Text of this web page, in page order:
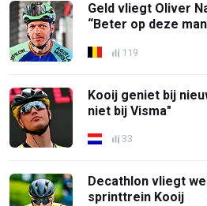
Geld vliegt Oliver
“Beter op deze
119
Kooij geniet bij
niet bij Visma"
33
Decathlon vliegt
sprinttrein Kooij